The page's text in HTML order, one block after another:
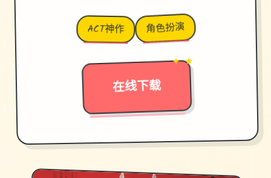
ACT神作 角色扮演
在线下载
→
✦ ★